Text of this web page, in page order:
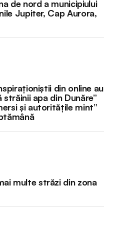
de nord a municipiului
Jupiter, Cap Aurora,
din online au
apa din Dunăre”
și autoritățile mint”
multe străzi din zona